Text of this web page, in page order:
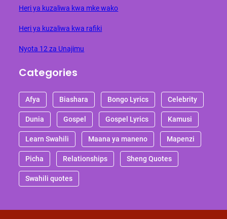
Heri ya kuzaliwa kwa mke wako
Heri ya kuzaliwa kwa rafiki
Nyota 12 za Unajimu
Categories
Afya Biashara Bongo Lyrics Celebrity
Dunia Gospel Gospel Lyrics Kamusi
Learn Swahili Maana ya maneno Mapenzi
Picha Relationships Sheng Quotes
Swahili quotes